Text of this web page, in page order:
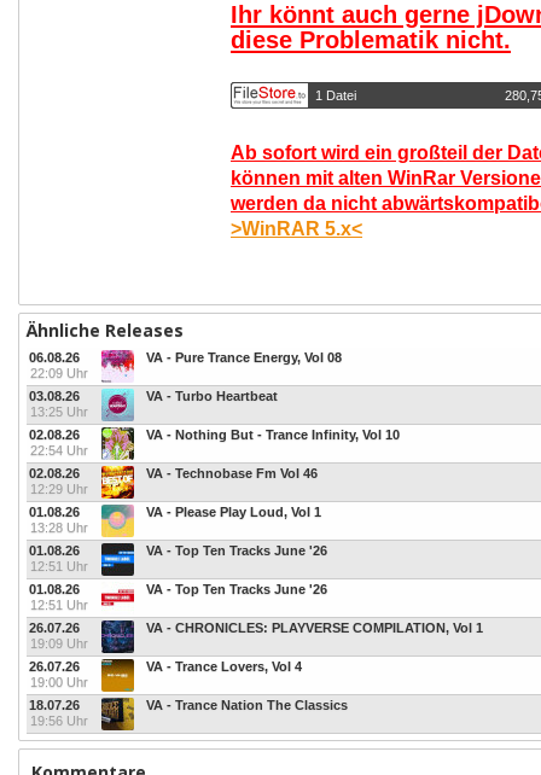
Ihr könnt auch gerne
diese Problematik nicht.
1 Datei
Ab sofort wird ein großteil der
können mit alten WinRar
werden da nicht
>WinRAR 5.x<
Ähnliche Releases
06.08.26
22:09 Uhr
VA - Pure Trance Energy, Vol 08
03.08.26
13:25 Uhr
VA - Turbo Heartbeat
02.08.26
22:54 Uhr
VA - Nothing But - Trance Infinity, Vol 10
02.08.26
12:29 Uhr
VA - Technobase Fm Vol 46
01.08.26
13:28 Uhr
VA - Please Play Loud, Vol 1
01.08.26
12:51 Uhr
VA - Top Ten Tracks June '26
01.08.26
12:51 Uhr
VA - Top Ten Tracks June '26
26.07.26
19:09 Uhr
VA - CHRONICLES: PLAYVERSE COMPILATION, Vol 1
26.07.26
19:00 Uhr
VA - Trance Lovers, Vol 4
18.07.26
19:56 Uhr
VA - Trance Nation The Classics